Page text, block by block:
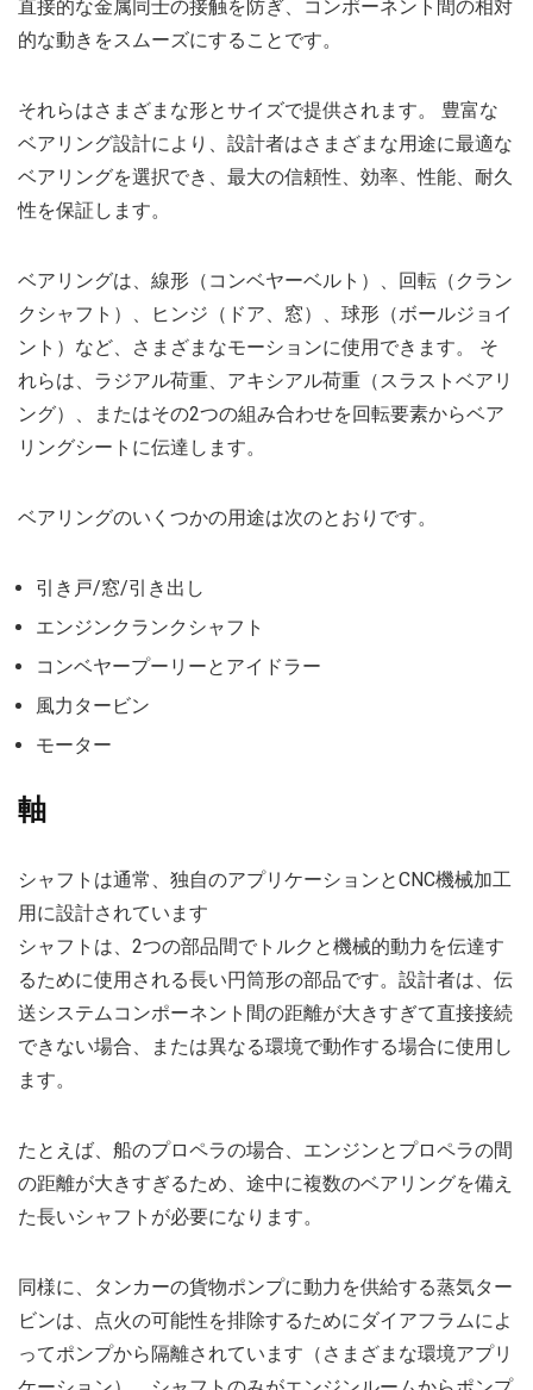
直接的な金属同士の接触を防ぎ、コンポーネント間の相対
的な動きをスムーズにすることです。
それらはさまざまな形とサイズで提供されます。 豊富な
ベアリング設計により、設計者はさまざまな用途に最適な
ベアリングを選択でき、最大の信頼性、効率、性能、耐久
性を保証します。
ベアリングは、線形（コンベヤーベルト）、回転（クラン
クシャフト）、ヒンジ（ドア、窓）、球形（ボールジョイ
ント）など、さまざまなモーションに使用できます。 そ
れらは、ラジアル荷重、アキシアル荷重（スラストベアリ
ング）、またはその2つの組み合わせを回転要素からベア
リングシートに伝達します。
ベアリングのいくつかの用途は次のとおりです。
引き戸/窓/引き出し
エンジンクランクシャフト
コンベヤープーリーとアイドラー
風力タービン
モーター
軸
シャフトは通常、独自のアプリケーションとCNC機械加工
用に設計されています
シャフトは、2つの部品間でトルクと機械的動力を伝達す
るために使用される長い円筒形の部品です。設計者は、伝
送システムコンポーネント間の距離が大きすぎて直接接続
できない場合、または異なる環境で動作する場合に使用し
ます。
たとえば、船のプロペラの場合、エンジンとプロペラの間
の距離が大きすぎるため、途中に複数のベアリングを備え
た長いシャフトが必要になります。
同様に、タンカーの貨物ポンプに動力を供給する蒸気ター
ビンは、点火の可能性を排除するためにダイアフラムによ
ってポンプから隔離されています（さまざまな環境アプリ